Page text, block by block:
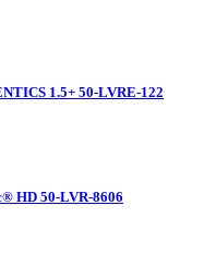
1.5+ 50-LVRE-122
HD 50-LVR-8606